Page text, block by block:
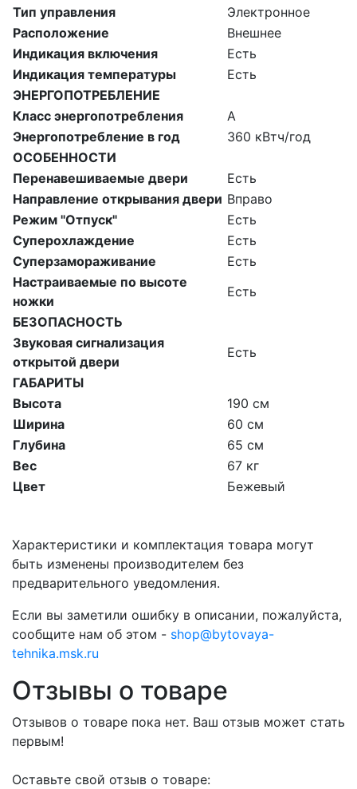
Тип управления
Электронное
Расположение
Внешнее
Индикация включения
Есть
Индикация температуры
Есть
ЭНЕРГОПОТРЕБЛЕНИЕ
Класс энергопотребления
A
Энергопотребление в год
360 кВтч/год
ОСОБЕННОСТИ
Перенавешиваемые двери
Есть
Направление открывания двери Вправо
Режим "Отпуск"
Есть
Суперохлаждение
Есть
Суперзамораживание
Есть
Настраиваемые по высоте
ножки
Есть
БЕЗОПАСНОСТЬ
Звуковая сигнализация
открытой двери
Есть
ГАБАРИТЫ
Высота
190 см
Ширина
60 см
Глубина
65 см
Вес
67 кг
Цвет
Бежевый
Характеристики и комплектация товара могут
быть изменены производителем без
предварительного уведомления.
Если вы заметили ошибку в описании, пожалуйста,
сообщите нам об этом - shop@bytovaya-
tehnika.msk.ru
Отзывы о товаре
Отзывов о товаре пока нет. Ваш отзыв может стать
первым!
Оставьте свой отзыв о товаре: